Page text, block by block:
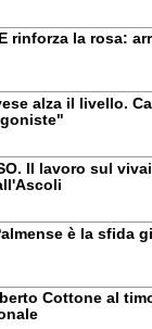
rinforza la rosa:
alza il livello.
Il lavoro sul
è la sfida
Cottone al